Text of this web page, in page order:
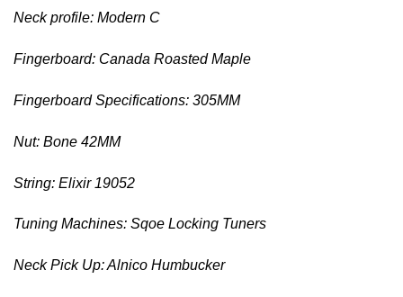
Neck profile: Modern C
Fingerboard: Canada Roasted Maple
Fingerboard Specifications: 305MM
Nut: Bone 42MM
String: Elixir 19052
Tuning Machines: Sqoe Locking Tuners
Neck Pick Up: Alnico Humbucker